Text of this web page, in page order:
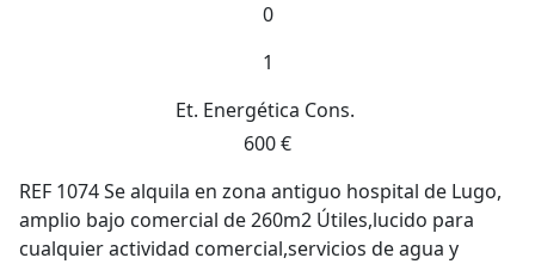
0
1
Et. Energética Cons.
600 €
REF 1074 Se alquila en zona antiguo hospital de Lugo,
amplio bajo comercial de 260m2 Útiles,lucido para
cualquier actividad comercial,servicios de agua y